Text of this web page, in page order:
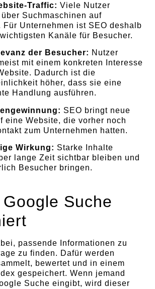
Traffic:Viele Nutzer
Suchmaschinen auf
Für Unternehmen ist SEO deshalb
Kanäle für Besucher.
der Besucher: Nutzer
mit einem konkreten Interesse
Dadurch ist die
höher, dass sie eine
Handlung ausführen.
SEO bringt neue
eine Website, die vorher noch
zum Unternehmen hatten.
Wirkung: Starke Inhalte
lange Zeit sichtbar bleiben und
Besucher bringen.
Suche
passende Informationen zu
zu finden. Dafür werden
bewertet und in einem
gespeichert. Wenn jemand
Suche eingibt, wird dieser